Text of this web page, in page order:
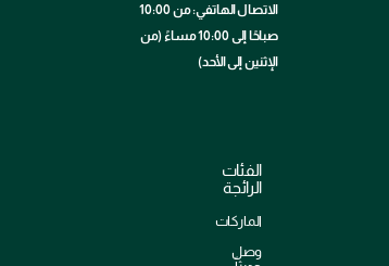
الاتصال الهاتفي: من 10:00
صباحًا إلى 10:00 مساءً (من
الإثنين إلى الأحد)
الفئات
الرائجة
الماركات
وصل